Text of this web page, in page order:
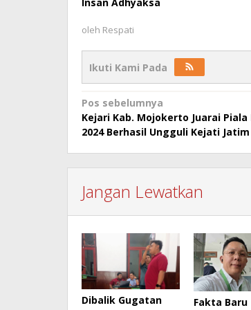
oleh Respati
Ikuti Kami Pada
Navigasi
pos
Pos sebelumnya
Kejari Kab. Mojokerto Juarai
2024 Berhasil Ungguli Kejati Jatim
Jangan Lewatkan
Dibalik Gugatan
Fakta Baru